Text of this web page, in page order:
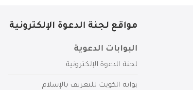
مواقع لجنة الدعوة الإلكترونية
البوابات الدعوية
لجنة الدعوة الإلكترونية
بوابة الكويت للتعريف بالإسلام